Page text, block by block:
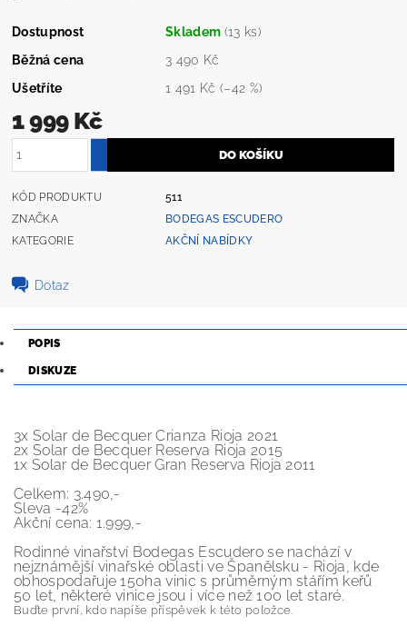
Dostupnost Skladem (13 ks)
Běžná cena
3 490 Kč
Ušetříte
1 491 Kč (–42 %)
1 999 Kč
KÓD PRODUKTU
511
ZNAČKA
BODEGAS ESCUDERO
KATEGORIE
AKČNÍ NABÍDKY
Dotaz
POPIS
DISKUZE
3x Solar de Becquer Crianza Rioja 2021
2x Solar de Becquer Reserva Rioja 2015
1x Solar de Becquer Gran Reserva Rioja 2011
Celkem: 3.490,-
Sleva -42%
Akční cena: 1.999,-
Rodinné vinařství Bodegas Escudero se nachází v
nejznámější vinařské oblasti ve Španělsku - Rioja, kde
obhospodařuje 150ha vinic s průměrným stářím keřů
50 let, některé vinice jsou i více než 100 let staré.
Buďte první, kdo napíše příspěvek k této položce.